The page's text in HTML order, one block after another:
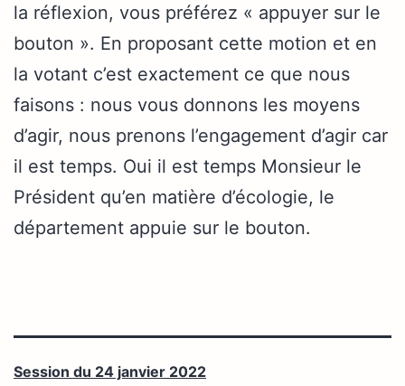
la réflexion, vous préférez « appuyer sur le
bouton ». En proposant cette motion et en
la votant c’est exactement ce que nous
faisons : nous vous donnons les moyens
d’agir, nous prenons l’engagement d’agir car
il est temps. Oui il est temps Monsieur le
Président qu’en matière d’écologie, le
département appuie sur le bouton.
Session du 24 janvier 2022